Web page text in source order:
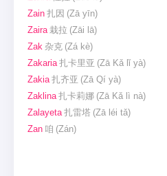
Zain 扎因 (Zā yīn)
Zaira 栽拉 (Zāi lā)
Zak 杂克 (Zá kè)
Zakaria 扎卡里亚 (Zā Kǎ lǐ yà)
Zakia 扎齐亚 (Zā Qí yà)
Zaklina 扎卡莉娜 (Zā Kǎ lì nà)
Zalayeta 扎雷塔 (Zā léi tǎ)
Zan 咱 (Zán)